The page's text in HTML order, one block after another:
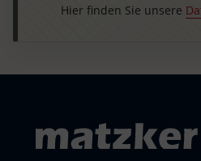
Hier finden Sie unsere